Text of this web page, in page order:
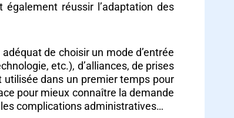
réussir l’adaptation des
de choisir un mode d’entrée
etc.), d’alliances, de prises
utilisée dans un premier temps pour
pour mieux connaître la demande
complications administratives…